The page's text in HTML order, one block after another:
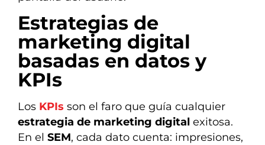
Estrategias de
marketing digital
basadas en datos y
KPIs
Los KPIs son el faro que guía cualquier
estrategia de marketing digital exitosa.
En el SEM, cada dato cuenta: impresiones,